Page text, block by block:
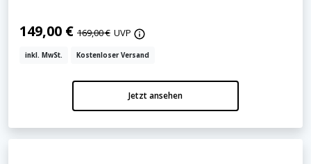
149,00 € 169,00 € UVP
inkl. MwSt. Kostenloser Versand
Jetzt ansehen